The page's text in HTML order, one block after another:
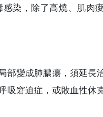
染，除了高燒、肌肉
部變成肺膿瘍，須延長
吸窘迫症，或敗血性休